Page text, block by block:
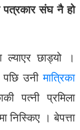
पत्रकार संघ नै हो
ल्याएर छाड्यो ।
पछि उनीमात्रिका
पत्नी प्रमिला
निस्किए । बेपत्ता